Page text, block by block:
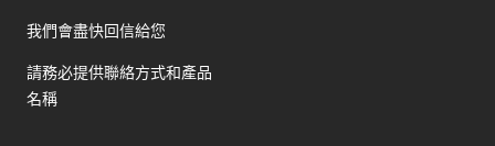
我們會盡快回信給您
請務必提供聯絡方式和產品
名稱